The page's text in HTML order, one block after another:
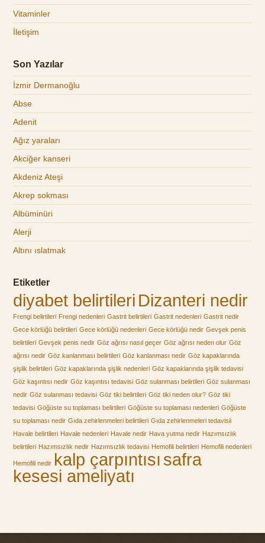
Vitaminler
İletişim
Son Yazılar
İzmir Dermanoğlu
Abse
Adenit
Ağız yaraları
Akciğer kanseri
Akdeniz Ateşi
Akrep sokması
Albüminüri
Alerji
Altını ıslatmak
Etiketler
diyabet belirtileri Dizanteri nedir
Frengi belirtileri Frengi nedenleri Gastrit belirtileri Gastrit nedenleri Gastrit nedir
Gece körlüğü belirtileri Gece körlüğü nedenleri Gece körlüğü nedir Gevşek penis
belirtileri Gevşek penis nedir Göz ağrısı nasıl geçer Göz ağrısı neden olur Göz
ağrısı nedir Göz kanlanması belirtileri Göz kanlanması nedir Göz kapaklarında
şişlik belirtileri Göz kapaklarında şişlik nedenleri Göz kapaklarında şişlik tedavisi
Göz kaşıntısı nedir Göz kaşıntısı tedavisi Göz sulanması belirtileri Göz sulanması
nedir Göz sulanması tedavisi Göz tiki belirtileri Göz tiki neden olur? Göz tiki
tedavisi Göğüste su toplaması belirtileri Göğüste su toplaması nedenleri Göğüste
su toplaması nedir Gıda zehirlenmeleri belirtileri Gıda zehirlenmeleri tedavisii
Havale belirtileri Havale nedenleri Havale nedir Hava yutma nedir Hazımsızlık
belirtileri Hazımsızlık nedir Hazımsızlık tedavisi Hemofili belirtileri Hemofili nedenleri
Hemofili nedir kalp çarpıntısı safra
kesesi ameliyatı